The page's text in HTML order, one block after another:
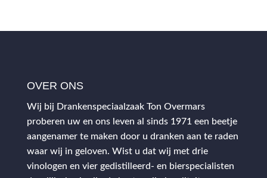
OVER ONS
Wij bij Drankenspeciaalzaak Ton Overmars
proberen uw en ons leven al sinds 1971 een beetje
aangenamer te maken door u dranken aan te raden
waar wij in geloven. Wist u dat wij met drie
vinologen en vier gedistilleerd- en bierspecialisten